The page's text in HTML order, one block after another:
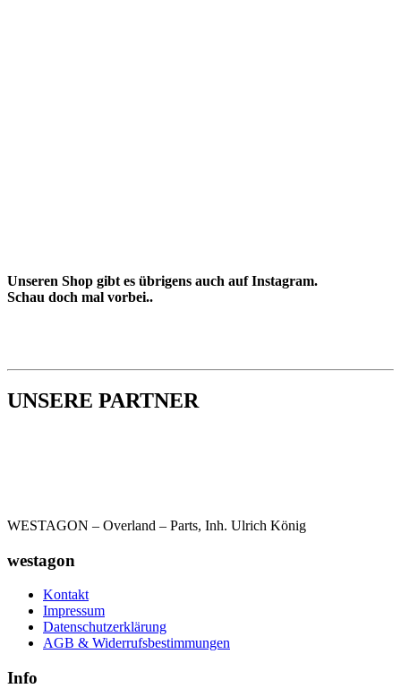
Unseren Shop gibt es übrigens auch auf Instagram.
Schau doch mal vorbei..
UNSERE PARTNER
WESTAGON – Overland – Parts, Inh. Ulrich König
westagon
Kontakt
Impressum
Datenschutzerklärung
AGB & Widerrufsbestimmungen
Info